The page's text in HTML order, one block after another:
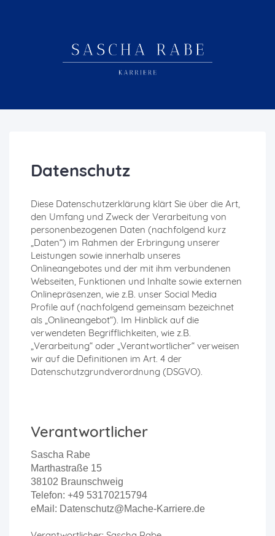
Datenschutz
Diese Datenschutzerklärung klärt Sie über die Art,
den Umfang und Zweck der Verarbeitung von
personenbezogenen Daten (nachfolgend kurz
„Daten“) im Rahmen der Erbringung unserer
Leistungen sowie innerhalb unseres
Onlineangebotes und der mit ihm verbundenen
Webseiten, Funktionen und Inhalte sowie externen
Onlinepräsenzen, wie z.B. unser Social Media
Profile auf (nachfolgend gemeinsam bezeichnet
als „Onlineangebot“). Im Hinblick auf die
verwendeten Begrifflichkeiten, wie z.B.
„Verarbeitung“ oder „Verantwortlicher“ verweisen
wir auf die Definitionen im Art. 4 der
Datenschutzgrundverordnung (DSGVO).
Verantwortlicher
Sascha Rabe
Marthastraße 15
38102 Braunschweig
Telefon: +49 53170215794
eMail: Datenschutz@Mache-Karriere.de